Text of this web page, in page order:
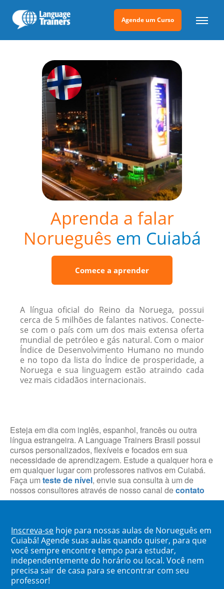
Agende um Curso
Aprenda a falar
Norueguês em Cuiabá
Comece a aprender
A língua oficial do Reino da Noruega, possui
cerca de 5 milhões de falantes nativos. Conecte-
se com o país com um dos mais extensa oferta
mundial de petróleo e gás natural. Com o maior
Índice de Desenvolvimento Humano no mundo
e no topo da lista do Índice de prosperidade, a
Noruega e sua linguagem estão atraindo cada
vez mais cidadãos internacionais.
Esteja em dia com inglês, espanhol, francês ou outra
língua estrangeira. A Language Trainers Brasil possui
cursos personalizados, flexíveis e focados em sua
necessidade de aprendizagem. Estude a qualquer hora e
em qualquer lugar com professores nativos em Cuiabá.
Faça um teste de nível, envie sua consulta à um de
nossos consultores através de nosso canal decontato
Inscreva-se hoje para nossas aulas de Norueguês em
Cuiabá! Agende suas aulas quando quiser, para que
você sempre encontre tempo para estudar,
independentemente do horário ou local. Você nem
precisa sair de casa para se encontrar com seu
professor!